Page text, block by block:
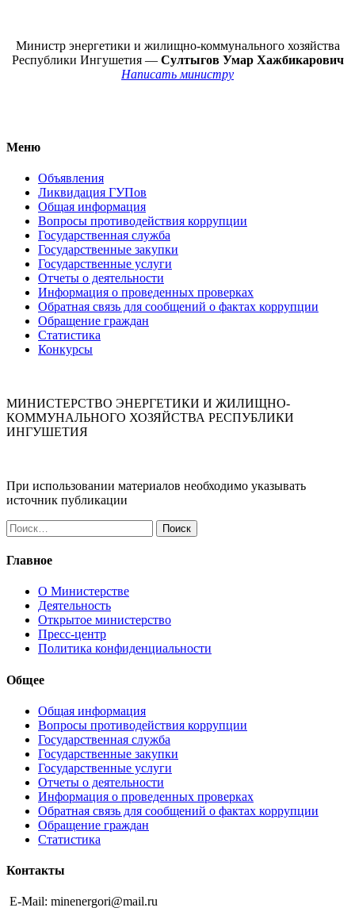
Министр энергетики и жилищно-коммунального хозяйства
Республики Ингушетия — Султыгов Умар Хажбикарович
Написать министру
Меню
Объявления
Ликвидация ГУПов
Общая информация
Вопросы противодействия коррупции
Государственная служба
Государственные закупки
Государственные услуги
Отчеты о деятельности
Информация о проведенных проверках
Обратная связь для сообщений о фактах коррупции
Обращение граждан
Статистика
Конкурсы
МИНИСТЕРСТВО ЭНЕРГЕТИКИ И ЖИЛИЩНО-
КОММУНАЛЬНОГО ХОЗЯЙСТВА РЕСПУБЛИКИ
ИНГУШЕТИЯ
При использовании материалов необходимо указывать
источник публикации
Найти:
Главное
О Министерстве
Деятельность
Открытое министерство
Пресс-центр
Политика конфиденциальности
Общее
Общая информация
Вопросы противодействия коррупции
Государственная служба
Государственные закупки
Государственные услуги
Отчеты о деятельности
Информация о проведенных проверках
Обратная связь для сообщений о фактах коррупции
Обращение граждан
Статистика
Контакты
E-Mail: minenergori@mail.ru